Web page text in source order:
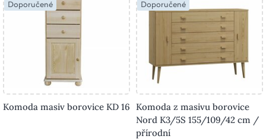
Doporučené
Komoda masiv borovice KD 16
Doporučené
Komoda z masivu borovice
Nord K3/5S 155/109/42 cm /
přírodní